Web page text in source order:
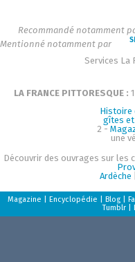
Recommandé notamment
Mentionné notamment par
Services La
LA FRANCE PITTORESQUE :
Histoire
gîtes et
2 -
une
Découvrir des ouvrages sur les
Ardèche
Magazine Encyclopédie Blog
Tumblr